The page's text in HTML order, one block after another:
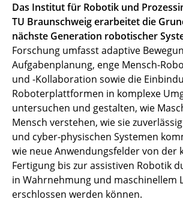
Das Institut für Robotik und
TU Braunschweig erarbeitet die
nächste Generation robotischer
Forschung umfasst adaptive
Aufgabenplanung, enge Mensch-
und -Kollaboration sowie die
Roboterplattformen in komplexe
untersuchen und gestalten, wie
Mensch verstehen, wie sie
und cyber-physischen Systemen
wie neue Anwendungsfelder von der
Fertigung bis zur assistiven Robotik
in Wahrnehmung und maschinellem
erschlossen werden können.